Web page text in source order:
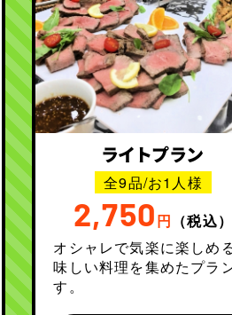
ライトプラン
全9品/お1人様
2,750円 （税込）
オシャレで気楽に楽しめ
味しい料理を集めたプラ
す。